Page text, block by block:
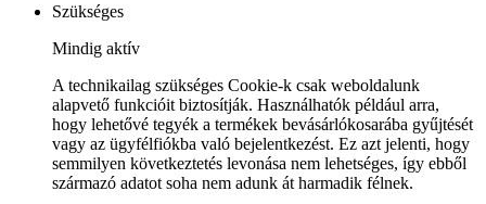
Szükséges
Mindig aktív
A technikailag szükséges Cookie-k csak weboldalunk
alapvető funkcióit biztosítják. Használhatók például arra,
hogy lehetővé tegyék a termékek bevásárlókosarába gyűjtését
vagy az ügyfélfiókba való bejelentkezést. Ez azt jelenti, hogy
semmilyen következtetés levonása nem lehetséges, így ebből
származó adatot soha nem adunk át harmadik félnek.